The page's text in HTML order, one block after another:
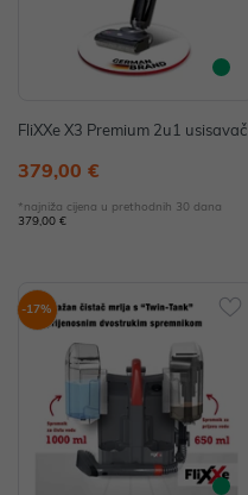
FliXXe X3 Premium 2u1 usisavač
379,00 €
*najniža cijena u prethodnih 30 dana
379,00 €
-17%